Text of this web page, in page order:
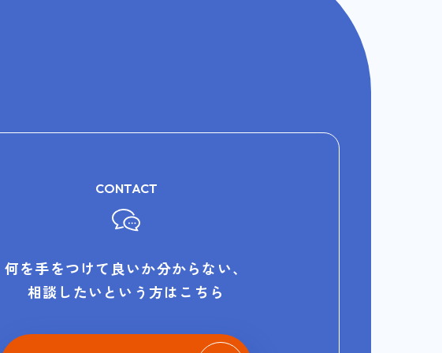
CONTACT
何を手をつけて良いか分からない、
相談したいという方はこちら